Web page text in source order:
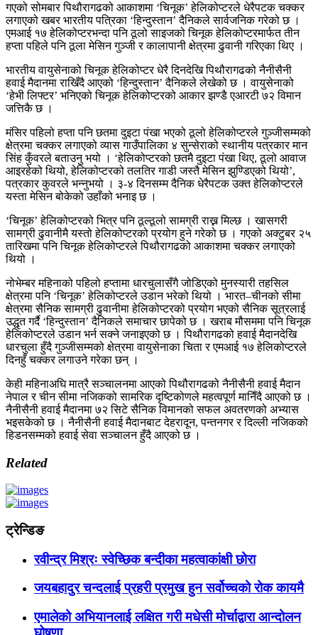
गएको सोमबार पिथौरागढको आकाशमा ‘चिनूक’ हेलिकोप्टरले धेरैपटक चक्कर
लगाएको खबर भारतीय पत्रिका ‘हिन्दुस्तान’ दैनिकले सार्वजनिक गरेको छ ।
एमआई १७ हेलिकोप्टरभन्दा पनि ठूलो साइजको चिनूक हेलिकोप्टरमार्फत तीन
हप्ता पहिले पनि ठूला मेसिन गुञ्जी र कालापानी क्षेत्रमा ढुवानी गरिएका थिए ।
भारतीय वायुसेनाको चिनूक हेलिकोप्टर धेरै दिनदेखि पिथौरागढको नैनीसैनी
हवाई मैदानमा राखिँदै आएको ‘हिन्दुस्तान’ दैनिकले लेखेको छ । वायुसेनाको
‘हेभी लिफ्टर’ भनिएको चिनूक हेलिकोप्टरको आकार झण्डै एआरटी ७२ विमान
जत्तिकै छ ।
मंसिर पहिलो हप्ता पनि छतमा दुइटा पंखा भएको ठूलो हेलिकोप्टरले गुञ्जीसम्मको
क्षेत्रमा चक्कर लगाएको व्यास गाउँपालिका ४ सुन्सेराको स्थानीय पत्रकार मान
सिंह कुँवरले बताउनु भयो । ‘हेलिकोप्टरको छतमै दुइटा पंखा थिए, ठूलो आवाज
आइरहेको थियो, हेलिकोप्टरको तलतिर गाडी जस्तै मेसिन झुण्डिएको थियो’,
पत्रकार कुवरले भन्नुभयो । ३-४ दिनसम्म दैनिक धेरैपटक उक्त हेलिकोप्टरले
यस्ता मेसिन बोकेको उहाँको भनाइ छ ।
‘चिनूक’ हेलिकोप्टरको भित्र पनि ठूल्ठूलो सामग्री राख्न मिल्छ । खासगरी
सामग्री ढुवानीमै यस्तो हेलिकोप्टरको प्रयोग हुने गरेको छ । गएको अक्टुबर २५
तारिखमा पनि चिनूक हेलिकोप्टरले पिथौरागढको आकाशमा चक्कर लगाएको
थियो ।
नोभेम्बर महिनाको पहिलो हप्तामा धारचुलासँगै जोडिएको मुनस्यारी तहसिल
क्षेत्रमा पनि ‘चिनूक’ हेलिकोप्टरले उडान भरेको थियो । भारत–चीनको सीमा
क्षेत्रमा सैनिक सामग्री ढुवानीमा हेलिकोप्टरको प्रयोग भएको सैनिक सूत्रलाई
उद्धृत गर्दै ‘हिन्दुस्तान’ दैनिकले समाचार छापेको छ । खराब मौसममा पनि चिनूक
हेलिकोप्टरले उडान भर्न सक्ने जनाइएको छ । पिथौरागढको हवाई मैदानदेखि
धारचुला हुँदै गुञ्जीसम्मको क्षेत्रमा वायुसेनाका चिता र एमआई १७ हेलिकोप्टरले
दिनहुँ चक्कर लगाउने गरेका छन् ।
केही महिनाअघि मात्रै सञ्चालनमा आएको पिथौरागढको नैनीसैनी हवाई मैदान
नेपाल र चीन सीमा नजिकको सामरिक दृष्टिकोणले महत्वपूर्ण मानिँदै आएको छ ।
नैनीसैनी हवाई मैदानमा ७२ सिटे सैनिक विमानको सफल अवतरणको अभ्यास
भइसकेको छ । नैनीसैनी हवाई मैदानबाट देहरादून, पन्तनगर र दिल्ली नजिकको
हिडनसम्मको हवाई सेवा सञ्चालन हुँदै आएको छ ।
Related
ट्रेन्डिङ
रवीन्द्र मिश्रः स्वेच्छिक बन्दीका महत्वाकांक्षी छोरा
जयबहादुर चन्दलाई प्रहरी प्रमुख हुन सर्वोच्चको रोक कायमै
एमालेको अभियानलाई लक्षित गरी मधेसी मोर्चाद्वारा आन्दोलन